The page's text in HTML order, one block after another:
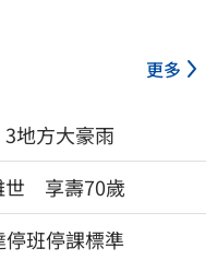
更多
地方大豪雨
世 享壽70歲
班停課標準